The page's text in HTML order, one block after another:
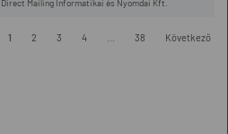
Direct Mailing Informatikai és Nyomdai Kft.
1 2 3 4 38 Következő